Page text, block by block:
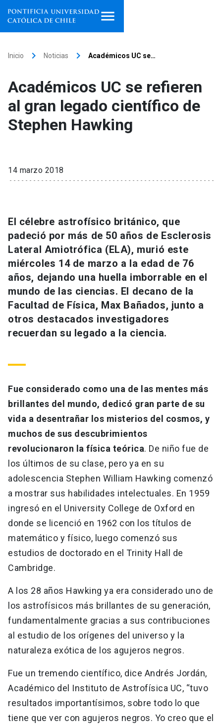
Facultades, escuelas e
institutos
Investigación
Extensión
Universidad
Información para keyboard_arrow_down
Futuros estudiantes
Estudiantes
Académicos
Padres y familia
launch
Go to english site launch
ACCESOS DIRECTOS
Admisión launch
Correo UC
Mi Portal UC launch
Donaciones launch
Inicio keyboard_arrow_right Noticias keyboard_arrow_right Académicos UC se…
Académicos UC se refieren
al gran legado científico de
Stephen Hawking
14 marzo 2018
El célebre astrofísico británico, que
padeció por más de 50 años de Esclerosis
Lateral Amiotrófica (ELA), murió este
miércoles 14 de marzo a la edad de 76
años, dejando una huella imborrable en el
mundo de las ciencias. El decano de la
Facultad de Física, Max Bañados, junto a
otros destacados investigadores
recuerdan su legado a la ciencia.
Fue considerado como una de las mentes más
brillantes del mundo, dedicó gran parte de su
vida a desentrañar los misterios del cosmos, y
muchos de sus descubrimientos
revolucionaron la física teórica. De niño fue de
los últimos de su clase, pero ya en su
adolescencia Stephen William Hawking comenzó
a mostrar sus habilidades intelectuales. En 1959
ingresó en el University College de Oxford en
donde se licenció en 1962 con los títulos de
matemático y físico, luego comenzó sus
estudios de doctorado en el Trinity Hall de
Cambridge.
A los 28 años Hawking ya era considerado uno de
los astrofísicos más brillantes de su generación,
fundamentalmente gracias a sus contribuciones
al estudio de los orígenes del universo y la
naturaleza exótica de los agujeros negros.
Fue un tremendo científico, dice Andrés Jordán,
Académico del Instituto de Astrofísica UC, “tuvo
resultados importantísimos, sobre todo lo que
tiene que ver con agujeros negros. Yo creo que el